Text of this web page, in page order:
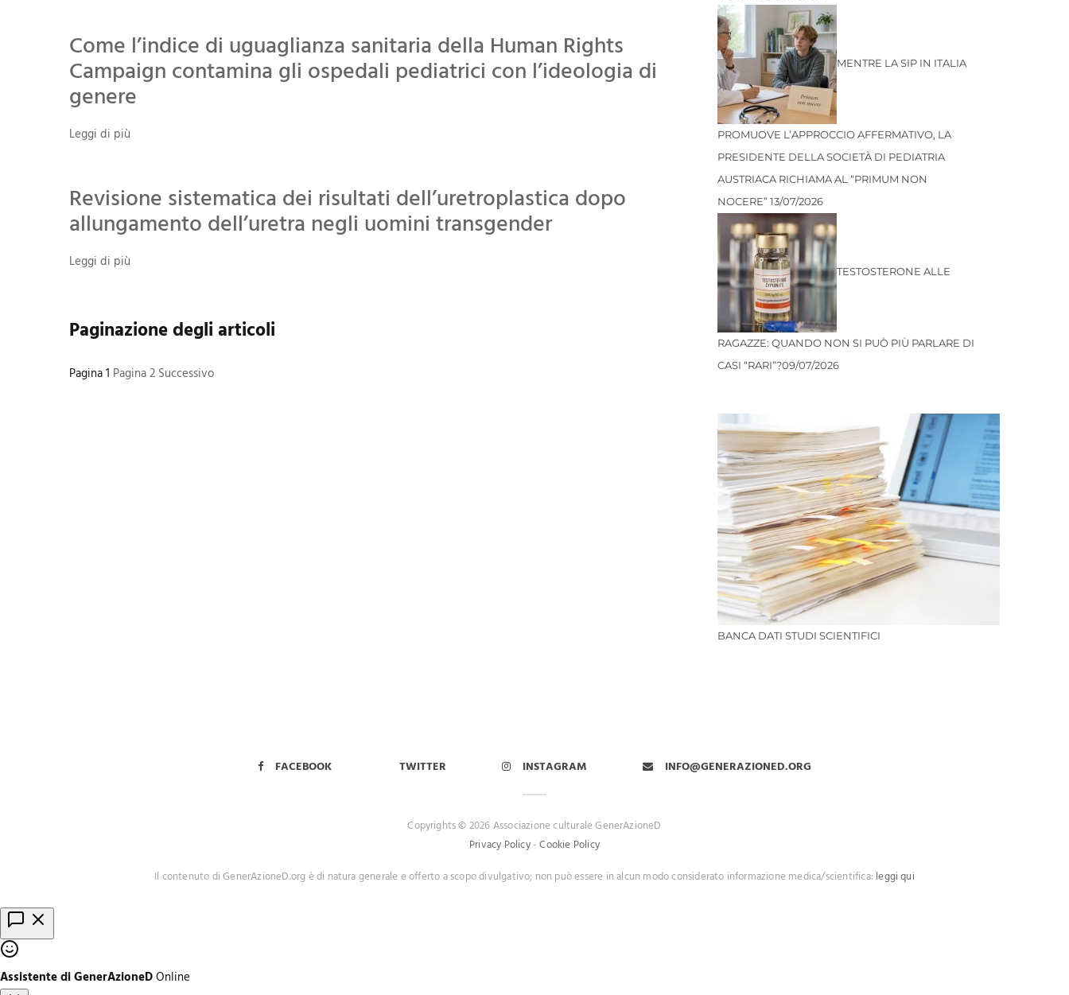
Come l’indice di uguaglianza sanitaria della Human Rights
Campaign contamina gli ospedali pediatrici con l’ideologia di
genere
Leggi di più
Revisione sistematica dei risultati dell’uretroplastica dopo
allungamento dell’uretra negli uomini transgender
Leggi di più
Paginazione degli articoli
Pagina1 Pagina2 Successivo
MENTRE LA SIP IN ITALIA
PROMUOVE L’APPROCCIO AFFERMATIVO, LA
PRESIDENTE DELLA SOCIETÀ DI PEDIATRIA
AUSTRIACA RICHIAMA AL “PRIMUM NON
NOCERE”13/07/2026
TESTOSTERONE ALLE
RAGAZZE: QUANDO NON SI PUÒ PIÙ PARLARE DI
CASI “RARI”?09/07/2026
BANCA DATI STUDI SCIENTIFICI
FACEBOOK TWITTER INSTAGRAM INFO@GENERAZIONED.ORG
Copyrights © 2026 Associazione culturale GenerAzioneD
Privacy Policy-Cookie Policy
Il contenuto di GenerAzioneD.org è di natura generale e offerto a scopo divulgativo; non può essere in alcun modo considerato informazione medica/scientifica: leggi qui
Assistente di GenerAzioneDOnline